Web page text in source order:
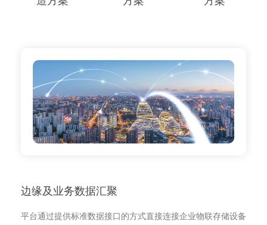
边缘及业务数据汇聚
平台通过提供标准数据接口的方式直接连接企业物联存储设备